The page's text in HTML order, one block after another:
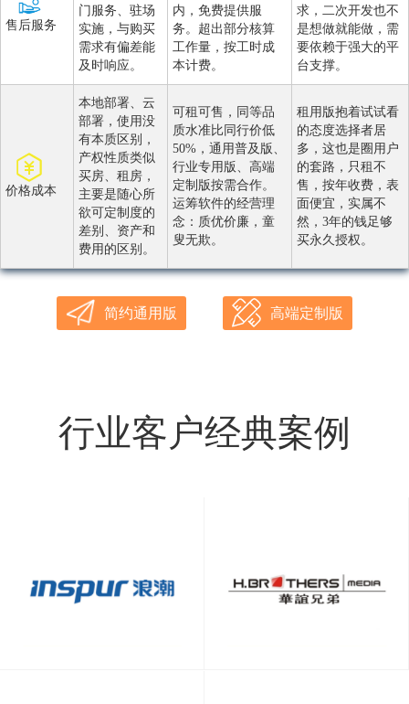
售后服务
门服务、驻场
实施，与购买
需求有偏差能
及时响应。
内，免费提供服
务。超出部分核算
工作量，按工时成
本计费。
求，二次开发也不
是想做就能做，需
要依赖于强大的平
台支撑。
价格成本
本地部署、云
部署，使用没
有本质区别，
产权性质类似
买房、租房，
主要是随心所
欲可定制度的
差别、资产和
费用的区别。
可租可售，同等品
质水准比同行价低
50%，通用普及版、
行业专用版、高端
定制版按需合作。
运筹软件的经营理
念：质优价廉，童
叟无欺。
租用版抱着试试看
的态度选择者居
多，这也是圈用户
的套路，只租不
售，按年收费，表
面便宜，实属不
然，3年的钱足够
买永久授权。
简约通用版 高端定制版
行业客户经典案例